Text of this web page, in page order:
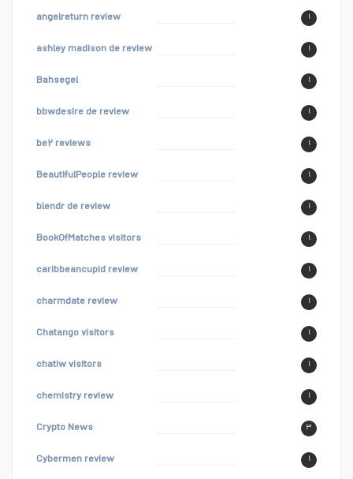
angelreturn review ۱
ashley madison de review ۱
Bahsegel ۱
bbwdesire de review ۱
be۲ reviews ۱
BeautifulPeople review ۱
blendr de review ۱
BookOfMatches visitors ۱
caribbeancupid review ۱
charmdate review ۱
Chatango visitors ۱
chatiw visitors ۱
chemistry review ۱
Crypto News ۳
Cybermen review ۱